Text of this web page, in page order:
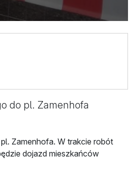
do pl. Zamenhofa
Zamenhofa. W trakcie robót
dojazd mieszkańców